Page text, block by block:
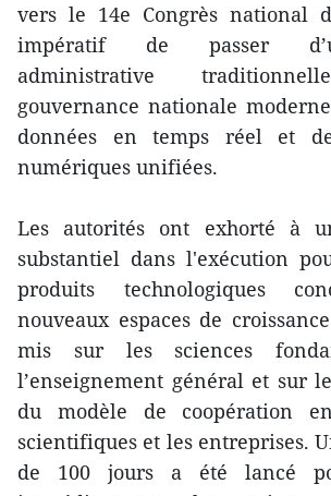
vers le 14e Congrès national
impératif de passer
administrative
gouvernance nationale
données en temps réel et
numériques unifiées.
Les autorités ont exhorté à
substantiel dans l'exécution
produits technologiques
nouveaux espaces de
mis sur les sciences
l’enseignement général et sur
du modèle de coopération
scientifiques et les entreprises.
de 100 jours a été lancé